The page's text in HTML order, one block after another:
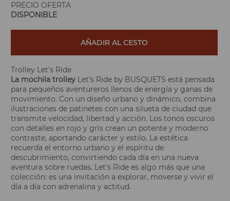
PRECIO OFERTA
DISPONIBLE
AÑADIR AL CESTO
Trolley Let's Ride
La mochila trolley Let's Ride by BUSQUETS está pensada
para pequeños aventureros llenos de energía y ganas de
movimiento. Con un diseño urbano y dinámico, combina
ilustraciones de patinetes con una silueta de ciudad que
transmite velocidad, libertad y acción. Los tonos oscuros
con detalles en rojo y gris crean un potente y moderno
contraste, aportando carácter y estilo. La estética
recuerda el entorno urbano y el espíritu de
descubrimiento, convirtiendo cada día en una nueva
aventura sobre ruedas. Let's Ride es algo más que una
colección: es una invitación a explorar, moverse y vivir el
día a día con adrenalina y actitud.